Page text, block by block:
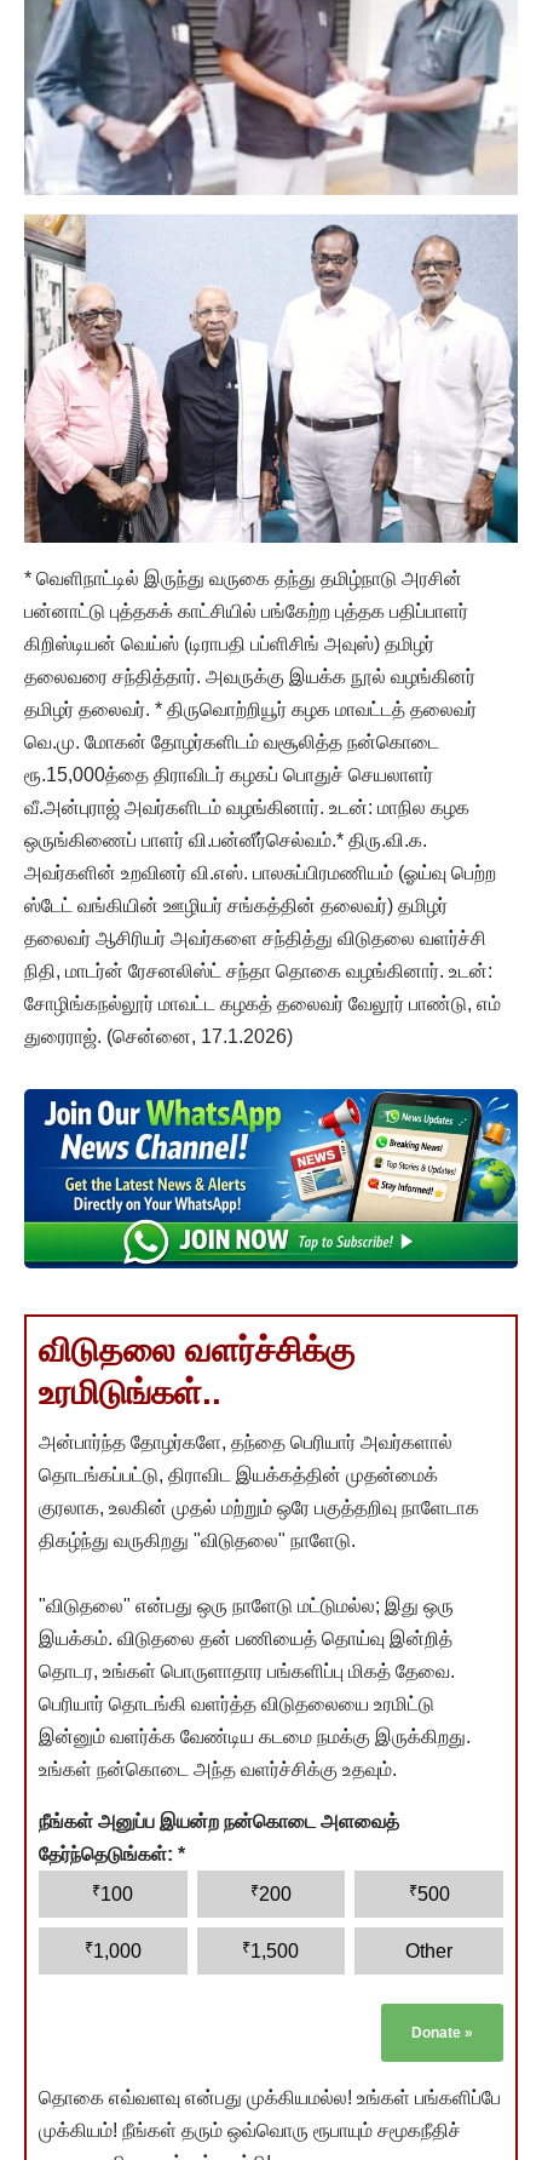
* வெளிநாட்டில் இருந்து வருகை தந்து தமிழ்நாடு அரசின்
பன்னாட்டு புத்தகக் காட்சியில் பங்கேற்ற புத்தக பதிப்பாளர்
கிறிஸ்டியன் வெய்ஸ் (டிராபதி பப்ளிசிங் அவுஸ்) தமிழர்
தலைவரை சந்தித்தார். அவருக்கு இயக்க நூல் வழங்கினர்
தமிழர் தலைவர். * திருவொற்றியூர் கழக மாவட்டத் தலைவர்
வெ.மு. மோகன் தோழர்களிடம் வசூலித்த நன்கொடை
ரூ.15,000த்தை திராவிடர் கழகப் பொதுச் செயலாளர்
வீ.அன்புராஜ் அவர்களிடம் வழங்கினார். உடன்: மாநில கழக
ஒருங்கிணைப் பாளர் வி.பன்னீர்செல்வம்.* திரு.வி.க.
அவர்களின் உறவினர் வி.எஸ். பாலசுப்பிரமணியம் (ஓய்வு பெற்ற
ஸ்டேட் வங்கியின் ஊழியர் சங்கத்தின் தலைவர்) தமிழர்
தலைவர் ஆசிரியர் அவர்களை சந்தித்து விடுதலை வளர்ச்சி
நிதி, மாடர்ன் ரேசனலிஸ்ட் சந்தா தொகை வழங்கினார். உடன்:
சோழிங்கநல்லூர் மாவட்ட கழகத் தலைவர் வேலூர் பாண்டு, எம்
துரைராஜ். (சென்னை, 17.1.2026)
விடுதலை வளர்ச்சிக்கு
உரமிடுங்கள்..
அன்பார்ந்த தோழர்களே, தந்தை பெரியார் அவர்களால்
தொடங்கப்பட்டு, திராவிட இயக்கத்தின் முதன்மைக்
குரலாக, உலகின் முதல் மற்றும் ஒரே பகுத்தறிவு நாளேடாக
திகழ்ந்து வருகிறது "விடுதலை" நாளேடு.
"விடுதலை" என்பது ஒரு நாளேடு மட்டுமல்ல; இது ஒரு
இயக்கம். விடுதலை தன் பணியைத் தொய்வு இன்றித்
தொடர, உங்கள் பொருளாதார பங்களிப்பு மிகத் தேவை.
பெரியார் தொடங்கி வளர்த்த விடுதலையை உரமிட்டு
இன்னும் வளர்க்க வேண்டிய கடமை நமக்கு இருக்கிறது.
உங்கள் நன்கொடை அந்த வளர்ச்சிக்கு உதவும்.
நீங்கள் அனுப்ப இயன்ற நன்கொடை அளவைத்
தேர்ந்தெடுங்கள்: *
₹100 ₹200 ₹500
₹1,000 ₹1,500 Other
Donate »
தொகை எவ்வளவு என்பது முக்கியமல்ல! உங்கள் பங்களிப்பே
முக்கியம்! நீங்கள் தரும் ஒவ்வொரு ரூபாயும் சமூகநீதிச்